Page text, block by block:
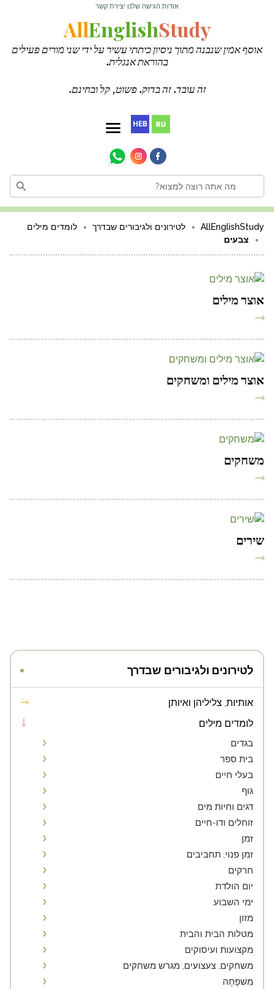
אודות·הגישה שלנו·יצירת קשר
AllEnglishStudy
אוסף אמין שנבנה מתוך ניסיון כיתתי עשיר על ידי שני מורים פעילים
בהוראת אנגלית.
זה עובד. זה בדוק. פשוט, קל ובחינם.
AllEnglishStudy לטירונים ולגיבורים שבדרך
לומדים מילים
צבעים
אוצר מילים
אוצר מילים ומשחקים
משחקים
שירים
לטירונים ולגיבורים שבדרך
אותיות, צליליהן ואיותן
לומדים מילים
בגדים
בית ספר
בעלי חיים
גוּף
דגים וחיות מים
זוחלים ודו-חיים
זמן
זמן פנוי, תחביבים
חרקים
יום הולדת
ימי השבוע
מזון
מטלות הבית והבית
מקצועות ועיסוקים
משחקים, צעצועים, מגרש משחקים
מִשׁפָּחָה